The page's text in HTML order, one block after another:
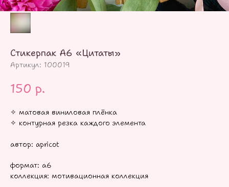
Стикерпак А6 «Цитаты»
Артикул: 100019
150 р.
✧ матовая виниловая плёнка
✧ контурная резка каждого элемента
автор: apricot
формат: а6
коллекция: мотивационная коллекция